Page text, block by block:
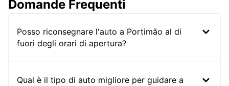
Domande Frequenti
Posso riconsegnare l'auto a Portimão al di
fuori degli orari di apertura?
Qual è il tipo di auto migliore per guidare a